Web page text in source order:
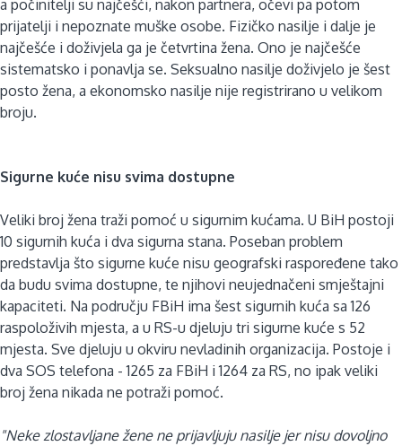
a počinitelji su najčešći, nakon partnera, očevi pa potom
prijatelji i nepoznate muške osobe. Fizičko nasilje i dalje je
najčešće i doživjela ga je četvrtina žena. Ono je najčešće
sistematsko i ponavlja se. Seksualno nasilje doživjelo je šest
posto žena, a ekonomsko nasilje nije registrirano u velikom
broju.
Sigurne kuće nisu svima dostupne
Veliki broj žena traži pomoć u sigurnim kućama. U BiH postoji
10 sigurnih kuća i dva sigurna stana. Poseban problem
predstavlja što sigurne kuće nisu geografski raspoređene tako
da budu svima dostupne, te njihovi neujednačeni smještajni
kapaciteti. Na području FBiH ima šest sigurnih kuća sa 126
raspoloživih mjesta, a u RS-u djeluju tri sigurne kuće s 52
mjesta. Sve djeluju u okviru nevladinih organizacija. Postoje i
dva SOS telefona - 1265 za FBiH i 1264 za RS, no ipak veliki
broj žena nikada ne potraži pomoć.
"Neke zlostavljane žene ne prijavljuju nasilje jer nisu dovoljno